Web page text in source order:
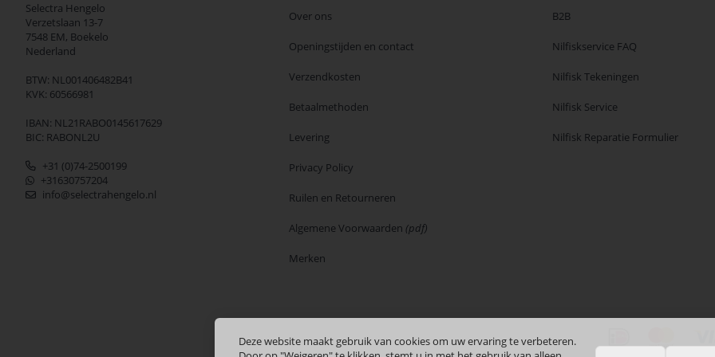
Selectra Hengelo
Verzetslaan 13-7
7548 EM, Boekelo
Nederland
BTW: NL001406482B41
KVK: 60566981
IBAN: NL21RABO0145617629
BIC: RABONL2U
+31 (0)74-2500199
+31630757204
info@selectrahengelo.nl
Over ons
Openingstijden en contact
Verzendkosten
Betaalmethoden
Levering
Privacy Policy
Ruilen en Retourneren
Algemene Voorwaarden (pdf)
Merken
B2B
Nilfiskservice FAQ
Nilfisk Tekeningen
Nilfisk Service
Nilfisk Reparatie Formulier
Deze website maakt gebruik van cookies om uw ervaring te verbeteren.